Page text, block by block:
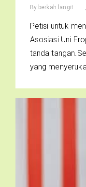
By berkah langit
Petisi untuk
Asosiasi Uni
tanda
yang